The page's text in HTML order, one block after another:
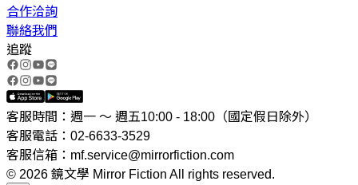
合作洽詢
聯絡我們
追蹤
客服時間：週一 ～ 週五10:00 - 18:00（國定假日除外）
客服電話：02-6633-3529
客服信箱：mf.service@mirrorfiction.com
© 2026 鏡文學 Mirror Fiction All rights reserved.